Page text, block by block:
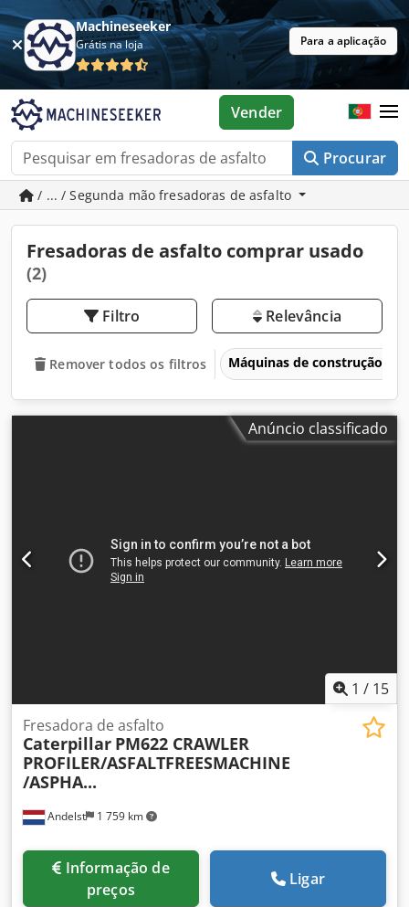
Machineseeker
Grátis na loja Para a aplicação
Procurar
Vender
/ ... / Segunda mão fresadoras de asfalto
Fresadoras de asfalto comprar usado
(2)
Filtro Relevância
Remover todos os filtros Máquinas de construção
Anúncio classificado
1 / 15
Andelst 1 759 km
Fresadora de asfalto
Caterpillar PM622 CRAWLER
PROFILER/ASFALTFREESMACHINE
/ASPHA...
preços
Ligar